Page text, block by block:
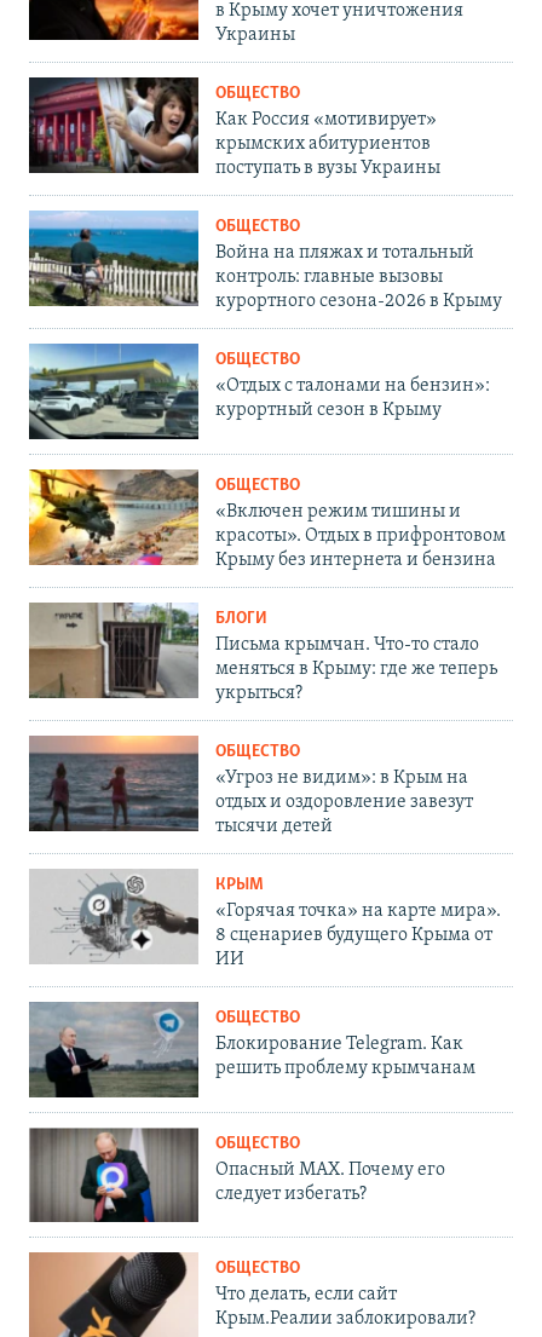
в Крыму хочет уничтожения
Украины
ОБЩЕСТВО
Как Россия «мотивирует»
крымских абитуриентов
поступать в вузы Украины
ОБЩЕСТВО
Война на пляжах и тотальный
контроль: главные вызовы
курортного сезона-2026 в Крыму
ОБЩЕСТВО
«Отдых с талонами на бензин»:
курортный сезон в Крыму
ОБЩЕСТВО
«Включен режим тишины и
красоты». Отдых в прифронтовом
Крыму без интернета и бензина
БЛОГИ
Письма крымчан. Что-то стало
меняться в Крыму: где же теперь
укрыться?
ОБЩЕСТВО
«Угроз не видим»: в Крым на
отдых и оздоровление завезут
тысячи детей
КРЫМ
«Горячая точка» на карте мира».
8 сценариев будущего Крыма от
ИИ
ОБЩЕСТВО
Блокирование Telegram. Как
решить проблему крымчанам
ОБЩЕСТВО
Опасный MAX. Почему его
следует избегать?
ОБЩЕСТВО
Что делать, если сайт
Крым.Реалии заблокировали?